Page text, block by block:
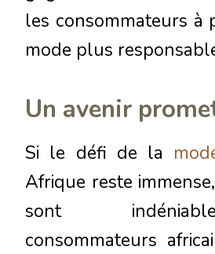
les consommateurs à
mode plus
Un avenir
Si le défi de la
Afrique reste
sont
consommateurs